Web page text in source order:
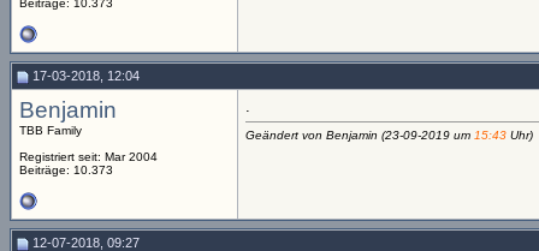
Beiträge: 10.373
17-03-2018, 12:04
Benjamin
TBB Family
Registriert seit: Mar 2004
Beiträge: 10.373
.
Geändert von Benjamin (23-09-2019 um 15:43 Uhr)
12-07-2018, 09:27